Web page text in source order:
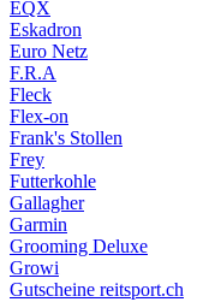
EQX
Eskadron
Euro Netz
F.R.A
Fleck
Flex-on
Frank's Stollen
Frey
Futterkohle
Gallagher
Garmin
Grooming Deluxe
Growi
Gutscheine reitsport.ch